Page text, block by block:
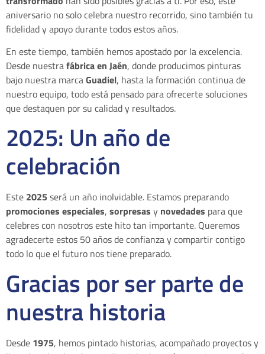
aniversario no solo celebra nuestro recorrido, sino también tu
fidelidad y apoyo durante todos estos años.
En este tiempo, también hemos apostado por la excelencia.
Desde nuestrafábrica en Jaén, donde producimos pinturas
bajo nuestra marcaGuadiel, hasta la formación continua de
nuestro equipo, todo está pensado para ofrecerte soluciones
que destaquen por su calidad y resultados.
2025: Un año de
celebración
Este 2025 será un año inolvidable. Estamos preparando
promociones especiales, sorpresas y novedades para que
celebres con nosotros este hito tan importante. Queremos
agradecerte estos 50 años de confianza y compartir contigo
todo lo que el futuro nos tiene preparado.
Gracias por ser parte de
nuestra historia
Desde 1975, hemos pintado historias, acompañado proyectos y